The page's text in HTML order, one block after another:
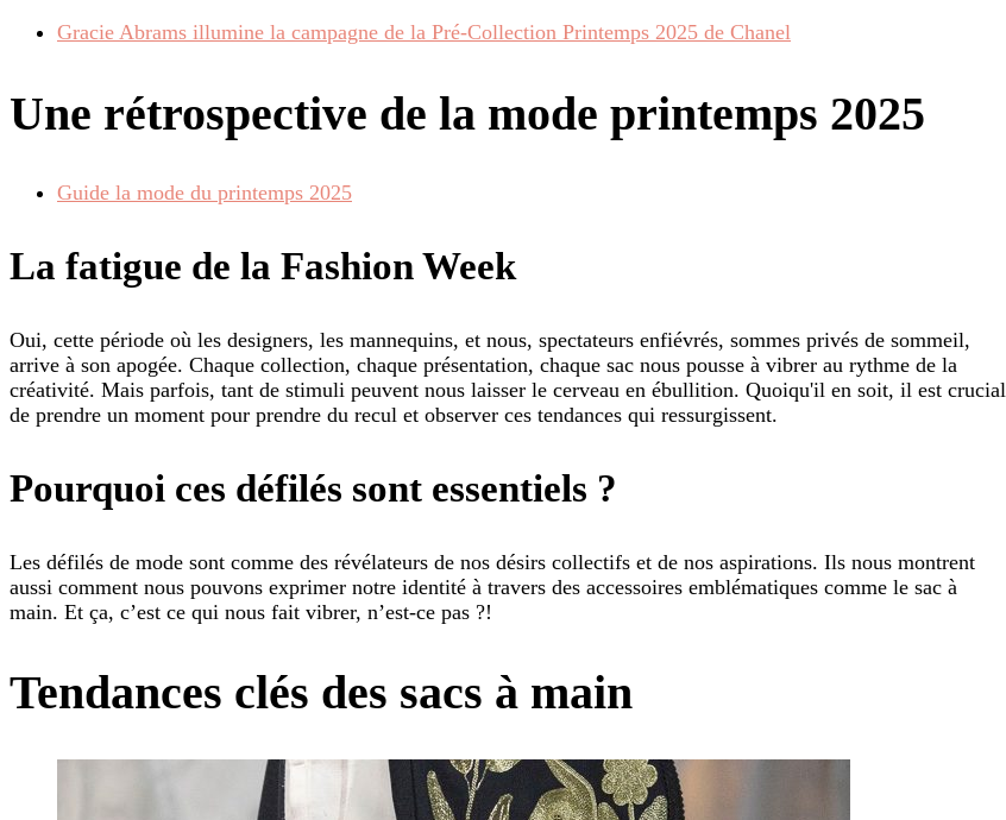
Gracie Abrams illumine la campagne de la Pré-Collection Printemps 2025 de Chanel
Une rétrospective de la mode printemps 2025
Guide la mode du printemps 2025
La fatigue de la Fashion Week
Oui, cette période où les designers, les mannequins, et nous, spectateurs enfiévrés, sommes privés de sommeil,
arrive à son apogée. Chaque collection, chaque présentation, chaque sac nous pousse à vibrer au rythme de la
créativité. Mais parfois, tant de stimuli peuvent nous laisser le cerveau en ébullition. Quoiqu'il en soit, il est crucial
de prendre un moment pour prendre du recul et observer ces tendances qui ressurgissent.
Pourquoi ces défilés sont essentiels ?
Les défilés de mode sont comme des révélateurs de nos désirs collectifs et de nos aspirations. Ils nous montrent
aussi comment nous pouvons exprimer notre identité à travers des accessoires emblématiques comme le sac à
main. Et ça, c’est ce qui nous fait vibrer, n’est-ce pas ?!
Tendances clés des sacs à main